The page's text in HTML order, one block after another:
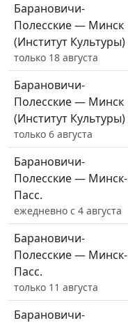
Барановичи-
Полесские — Минск
(Институт Культуры)
только 18 августа
Барановичи-
Полесские — Минск
(Институт Культуры)
только 6 августа
Барановичи-
Полесские — Минск-
Пасс.
ежедневно с 4 августа
Барановичи-
Полесские — Минск-
Пасс.
только 11 августа
Барановичи-